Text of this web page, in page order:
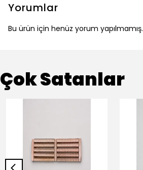
Yorumlar
Bu ürün için henüz yorum yapılmamış.
Çok Satanlar